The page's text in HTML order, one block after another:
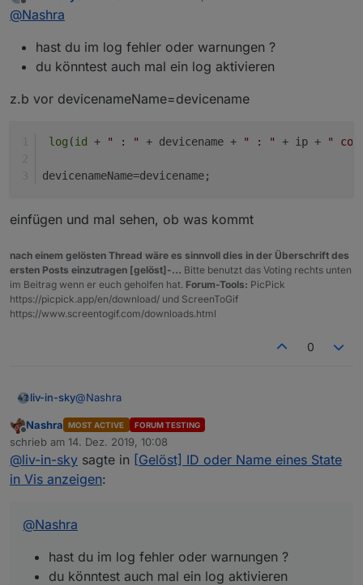
sollte die Zeile 15 nicht so ausschauen?
Ich habe kein "DESKTOP-OC3H4GD..", bei mir steht
ping.0.ioBroker
Offline
@Nashra
hast du im log fehler oder warnungen ?
du könntest auch mal ein log aktivieren
z.b vor devicenameName=devicename
log (id + " : " + devicename + " : " + ip + "
devicenameName=devicename;
einfügen und mal sehen, ob was kommt
nach einem gelösten Thread wäre es sinnvoll dies in der Überschrift des
ersten Posts einzutragen [gelöst]-... Bitte benutzt das Voting rechts unten
im Beitrag wenn er euch geholfen hat. Forum-Tools: PicPick
https://picpick.app/en/download/ und ScreenToGif
https://www.screentogif.com/downloads.html
0
liv-in-sky@Nashra
hast du im log fehler oder warnungen ?
du könntest auch mal ein log aktivieren
z.b vor devicenameName=devicename
log(id + " : " + devicename + " : " + ip +
Offline
Nashra MOST ACTIVE FORUM TESTING
schrieb am 14. Dez. 2019, 10:08
zuletzt editiert von
@liv-in-sky sagte in [Gelöst] ID oder Name eines State
in Vis anzeigen:
@Nashra
hast du im log fehler oder warnungen ?
du könntest auch mal ein log aktivieren